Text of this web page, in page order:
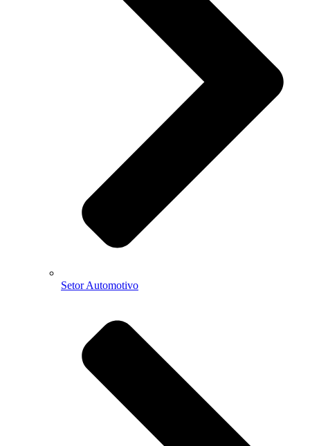
Setor Automotivo